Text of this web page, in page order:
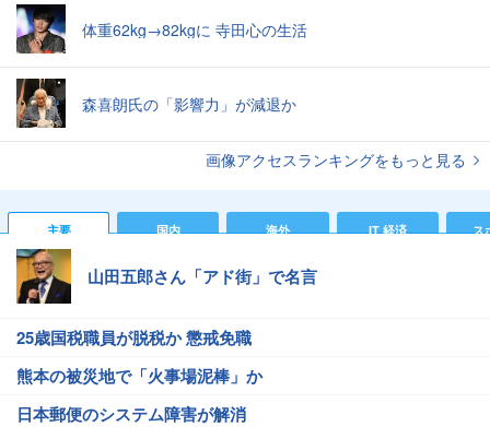
体重62kg→82kgに 寺田心の生活
森喜朗氏の「影響力」が減退か
画像アクセスランキングをもっと見る
主要 国内 海外 IT 経済 ス
山田五郎さん「アド街」で名言
25歳国税職員が脱税か 懲戒免職
熊本の被災地で「火事場泥棒」か
日本郵便のシステム障害が解消